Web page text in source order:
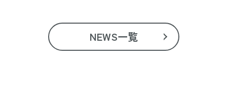
NEWS一覧